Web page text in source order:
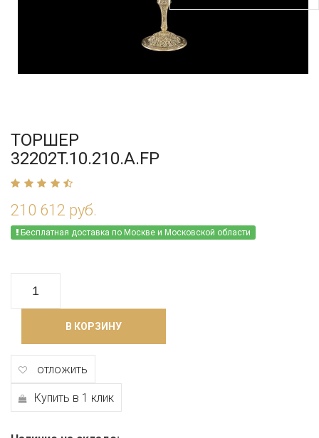
ТОРШЕР
32202T.10.210.A.FP
210 612 руб.
Бесплатная доставка по Москве и Московской области
В КОРЗИНУ
отложить
Купить в 1 клик